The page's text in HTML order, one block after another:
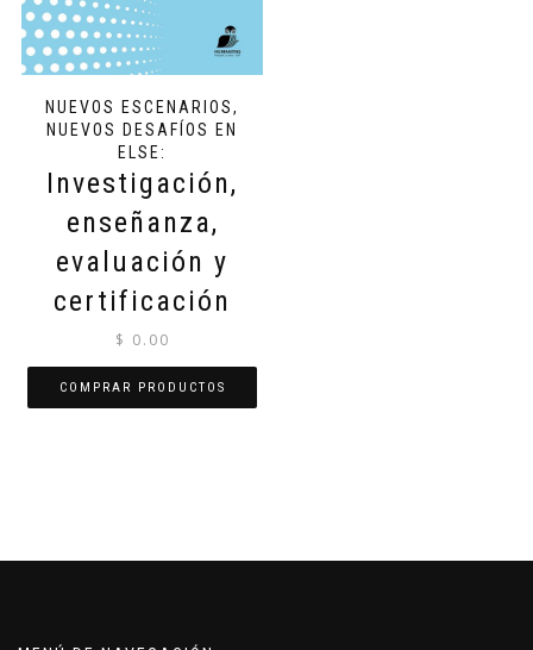
NUEVOS ESCENARIOS,
NUEVOS DESAFÍOS EN
ELSE:
Investigación,
enseñanza,
evaluación y
certificación
$ 0.00
COMPRAR PRODUCTOS